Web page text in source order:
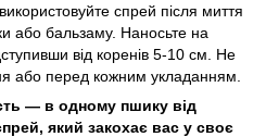
спрей після миття
або бальзаму. Наносьте на
від коренів 5-10 см. Не
або перед кожним укладанням.
— в одному пшику від
який закохає вас у своє